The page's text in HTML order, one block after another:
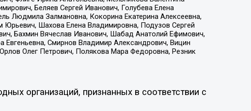
Беляев Сергей Иванович, Голубева Елена
Людмила Залмановна, Кокорина Екатерина Алексеевна,
Шахова Елена Владимировна, Подузов Сергей
Бахмин Вячеслав Иванович, Шабад Анатолий Ефимович,
Смирнов Владимир Александрович, Вицин
Олег Петрович, Полякова Мара Федоровна, Резник
организаций, признанных в соответствии с